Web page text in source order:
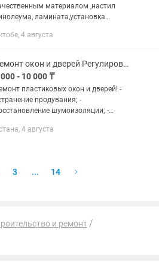
материалом ,настил
ламината,установка
4 августа
Ремонт окон и дверей Регулировка Замена уплотнителя
- 10 000 ₸
пластиковых окон и дверей! -
продувания; -
шумоизоляции; -
поменяем простой на
4 августа
3 ... 14
и ремонт